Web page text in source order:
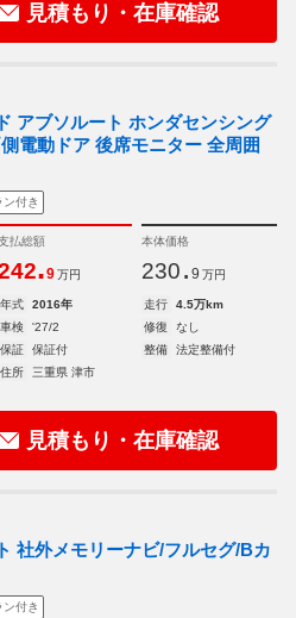
見積もり・在庫確認
アブソルート ホンダセンシング
電動ドア 後席モニター 全周囲
付き
払総額
.9 万円
本体価格
230. 9 万円
年式 2016年 走行
4.5万km
車検
'27/2 修復
なし
保証
保証付 整備
法定整備付
住所
三重県 津市
見積もり・在庫確認
社外メモリーナビ/フルセグ/Bカ
付き